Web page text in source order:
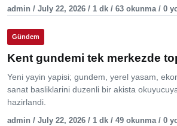
admin / July 22, 2026 / 1 dk / 63 okunma / 0
Gündem
Kent gundemi tek merkezde
Yeni yayin yapisi; gundem, yerel yasam,
sanat basliklarini duzenli bir akista
hazirlandi.
admin / July 22, 2026 / 1 dk / 49 okunma / 0